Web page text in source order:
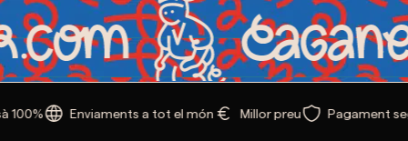
100% Enviaments a tot el món Millor preu Pagament